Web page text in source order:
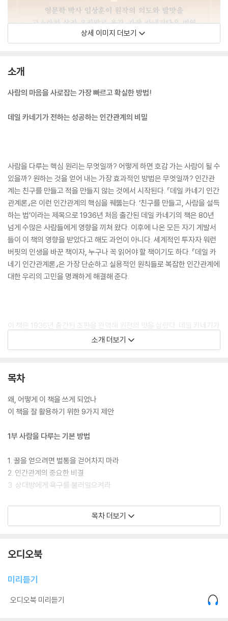
상세 이미지 더보기
소개
사람의 마음을 사로잡는 가장 빠르고 확실한 방법!
데일 카네기가 전하는 성공하는 인간관계의 비밀
사람을 다루는 핵심 원리는 무엇일까? 어떻게 하면 호감 가는 사람이 될 수
있을까? 원하는 것을 얻어 내는 가장 효과적인 방법은 무엇일까? 인간관
계는 친구를 만들고 적을 만들지 않는 것에서 시작된다. 『데일 카네기 인간
관계론』은 이런 인간관계의 핵심을 꿰뚫는다. ‘친구를 만들고, 사람을 설득
하는 법’이라는 제목으로 1936년 처음 출간된 데일 카네기의 책은 80년
넘게 수많은 사람들에게 영향을 끼쳐 왔다. 이후에 나온 모든 자기 계발서
들이 이 책의 영향을 받았다고 해도 과언이 아니다. 세계적인 투자자 워런
버핏의 인생을 바꾼 책이자, 누구나 꼭 읽어야 할 책이기도 하다. 『데일 카
네기 인간관계론』은 가장 단순하고 실용적인 원칙들로 복잡한 인간관계에
대한 우리의 고민을 명쾌하게 해결해 준다.
이 책은 1936년 출간된 초판을 완역해 원전의 맛을 살렸다. 데일 카네기가
그 당시 무엇을 보고 어떤 생각을 하며 이 책을 썼는지 이해할 수 있게 되는
셈이다. 카네기의 생생한 말과 함께 시대를 초월하고 지역을 뛰어넘은 세
소개 더보기
목차
왜, 어떻게 이 책을 쓰게 되었나
이 책을 잘 활용하기 위한 9가지 제안
1부 사람을 다루는 기본 방법
1. 꿀을 얻으려면 벌통을 걷어차지 마라
2. 인간관계의 중요한 비결
3. 상대방에게 욕구를 불러일으켜라
2부 사람들이 당신을 좋아하도록 만드는 6가지 방법
3. 상대방의 이름을 기억하라
5. 사람들의 관심을 끄는 방법
6. 사람들이 당신을 보자마자 좋아하게 만드는 방법
목차 더보기
오디오북
미리듣기
오디오북 미리듣기